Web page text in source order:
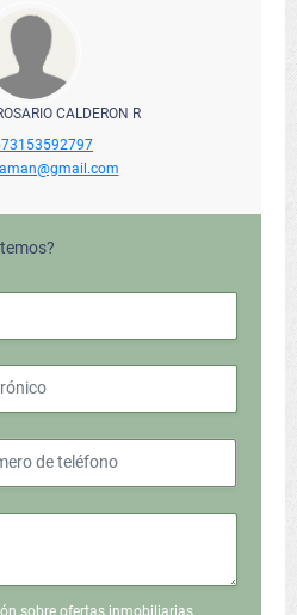
CALDERON R
sobre ofertas inmobiliarias